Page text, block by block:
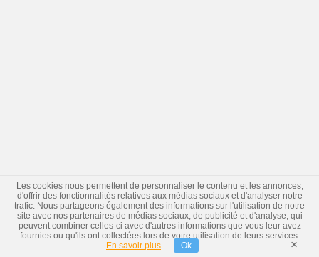
Les cookies nous permettent de personnaliser le contenu et les annonces,
d'offrir des fonctionnalités relatives aux médias sociaux et d'analyser notre
trafic. Nous partageons également des informations sur l'utilisation de notre
site avec nos partenaires de médias sociaux, de publicité et d'analyse, qui
peuvent combiner celles-ci avec d'autres informations que vous leur avez
fournies ou qu'ils ont collectées lors de votre utilisation de leurs services.
En savoir plus
Ok ×